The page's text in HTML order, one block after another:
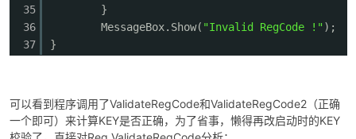
cn
35
36
37
}
MessageBox.Show( "Invalid RegCode !");
}
可以看到程序调用了ValidateRegCode和ValidateRegCode2（正确
一个即可）来计算KEY是否正确，为了省事，懒得再改启动时的KEY